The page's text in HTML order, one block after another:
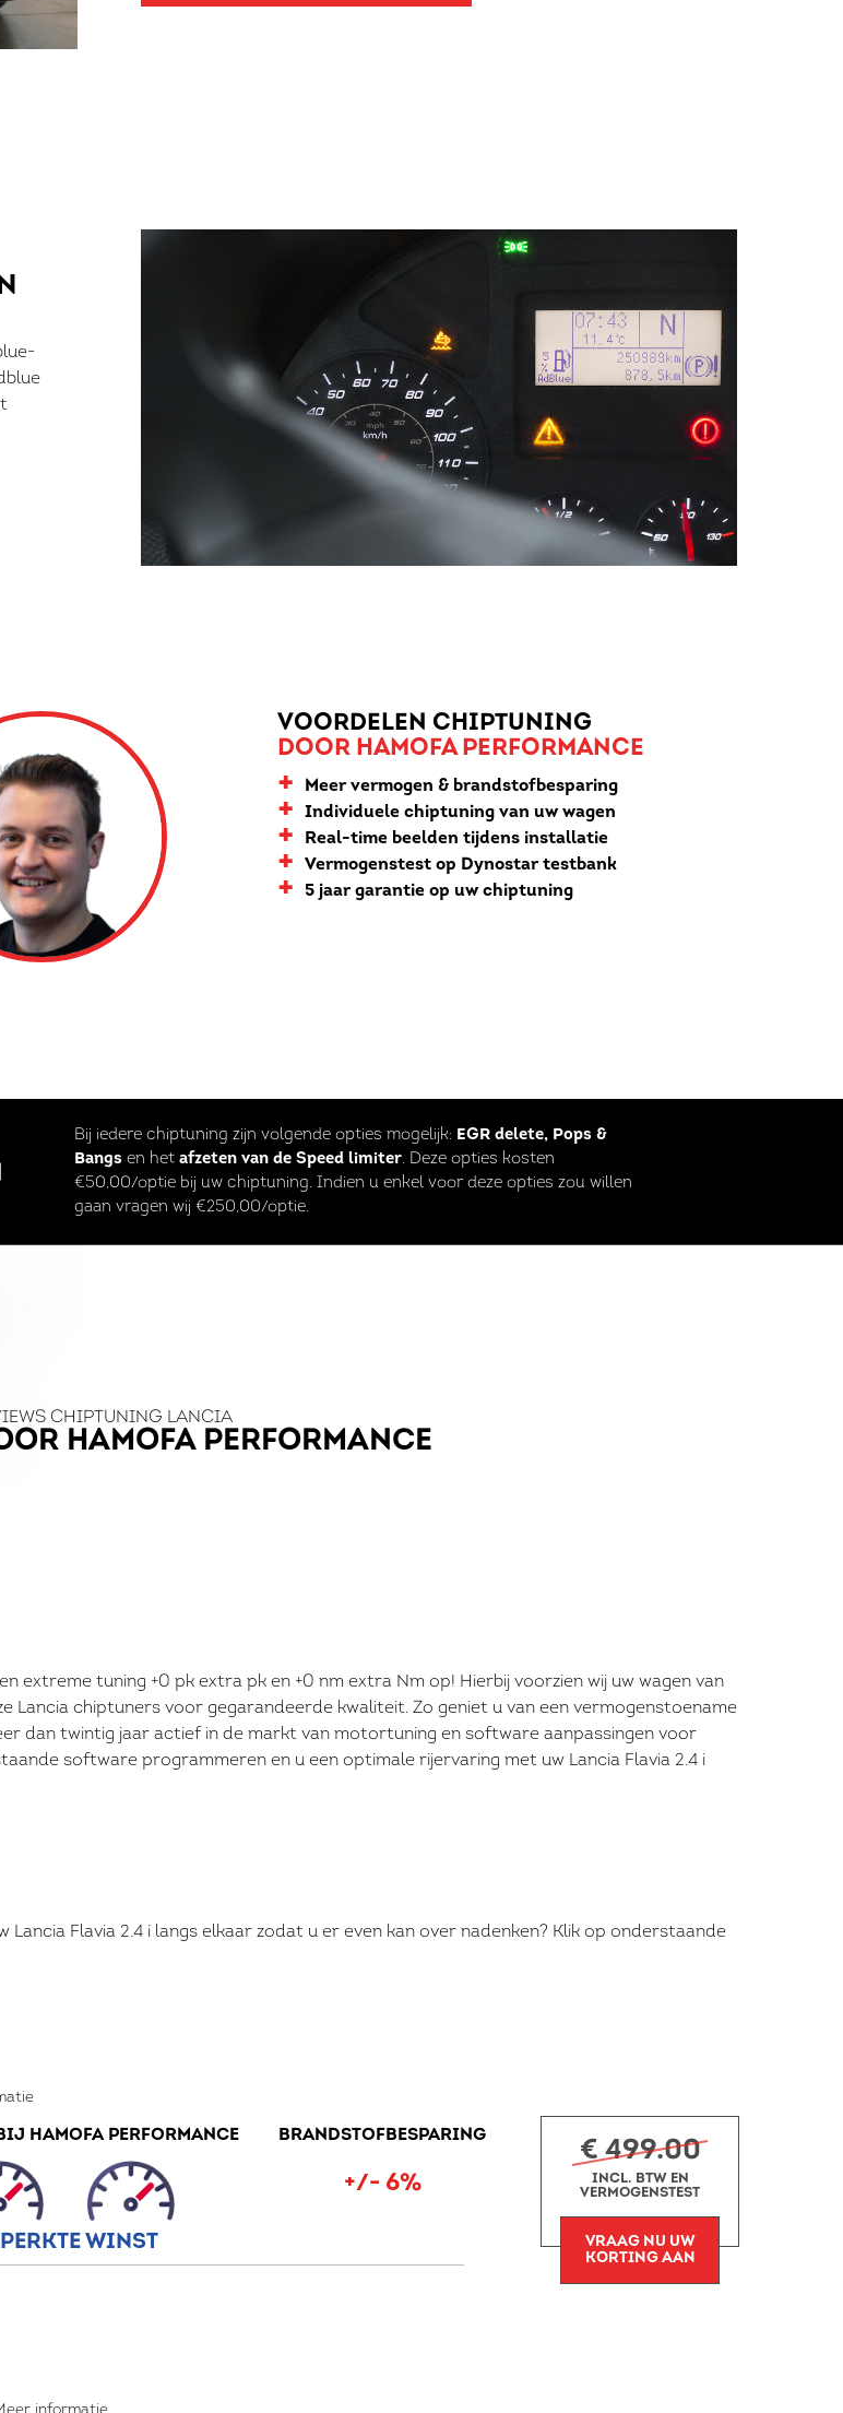
VOORDELEN CHIPTUNING
DOOR HAMOFA PERFORMANCE
+ Meer vermogen & brandstofbesparing
+ Individuele chiptuning van uw wagen
+ Real-time beelden tijdens installatie
+ Vermogenstest op Dynostar testbank
+ 5 jaar garantie op uw chiptuning
Bij iedere chiptuning zijn volgende opties mogelijk: EGR delete, Pops &
Bangs en hetafzeten van de Speed limiter. Deze opties kosten
€50,00/optie bij uw chiptuning. Indien u enkel voor deze opties zou willen
gaan vragen wij €250,00/optie.
CHIPTUNING LANCIA
HAMOFA PERFORMANCE
extreme tuning +0 pk extra pk en +0 nm extra Nm op! Hierbij voorzien wij uw wagen van
chiptuners voor gegarandeerde kwaliteit. Zo geniet u van een vermogenstoename
dan twintig jaar actief in de markt van motortuning en software aanpassingen voor
software programmeren en u een optimale rijervaring met uw Lancia Flavia 2.4 i
Flavia 2.4 i langs elkaar zodat u er even kan over nadenken? Klik op onderstaande
HAMOFA PERFORMANCE BRANDSTOFBESPARING
WINST
+/- 6%
€ 499.00
INCL. BTW EN
VERMOGENSTEST
VRAAG NU UW
KORTING AAN